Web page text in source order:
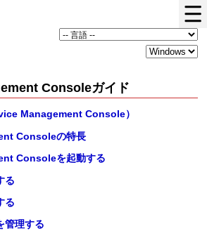
Consoleガイド
Management Console）
Consoleの特長
Consoleを起動する
る
る
管理する